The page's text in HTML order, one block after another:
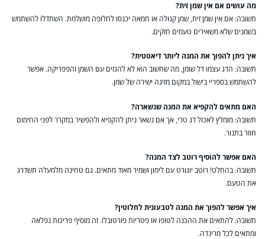
מה עושים אם אין שמן זית?
תשובה: אם אין שמן זית, שמן קנולה או חמאה יכנסו לחלופה מושלמת. השתדלו להשתמש
בשמנים שלא משאירים טעמים חזקים.
איך ניתן להפוך את המנה ליותר דיאטטית?
תשובה: הדג עצמו דל שומן, מה שחשוב הוא לא להגזים עם השמן והפפריקה. אפשר
להשתמש בספריי בישול במקום מזיגה ישירה של שמן.
האם מתאים להקפיא את המנה שנשארה?
תשובה: מומלץ לאכול דג טרי, אך אם נשאר ניתן להקפיא ולהפשיר במקרר לפני החימום
חוזר בתנור.
האם אפשר להוסיף רוטב לצד המנה?
תשובה: בהחלט! רוטב יוגורט עם לימון ושמיר מאוד מתאים. גם טחינה מלמעלה תשדרג
את הטעם.
איך אפשר להפוך את המנה לטבעונית לחלוטין?
תשובה: להתאים את ההכנה לטופו או פטריות פורטובלו. זה מוסיף פריכות נפלאה
ומתאים לכל מרינדה.